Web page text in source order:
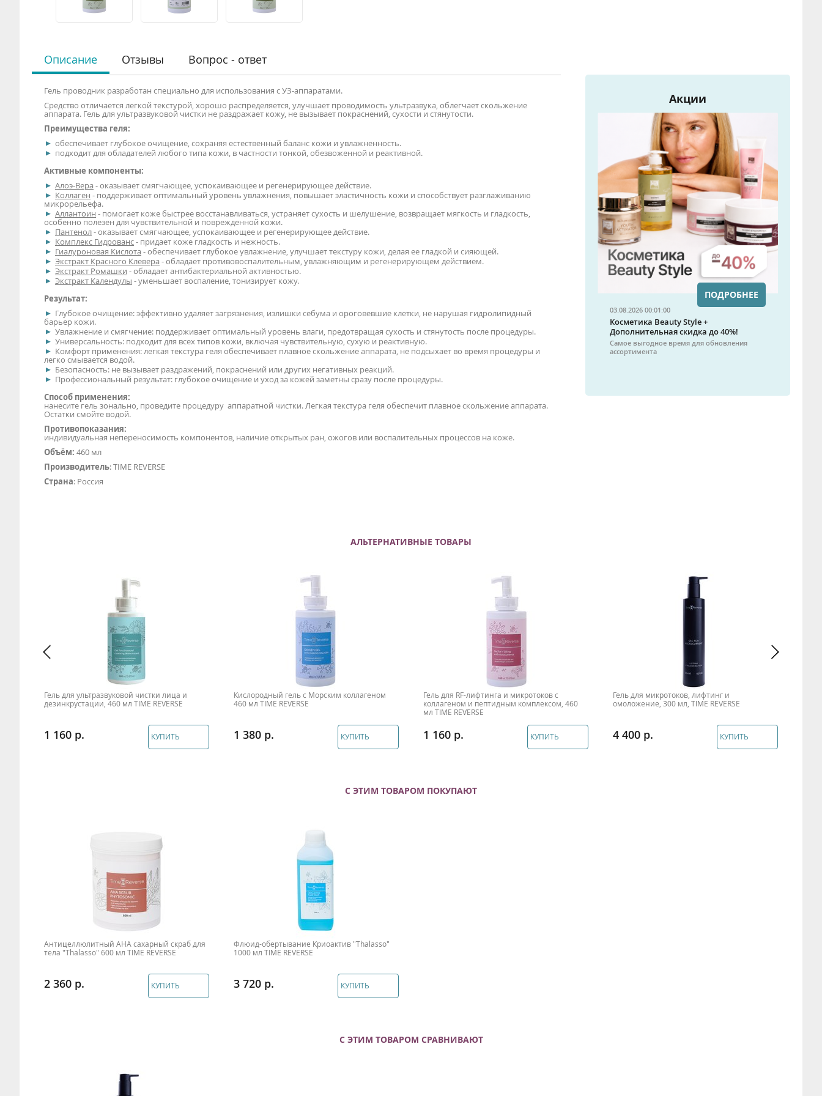
Описание
Гель проводник разработан специально для использования с УЗ-аппаратами.
Средство отличается легкой текстурой, хорошо распределяется, улучшает проводимость ультразвука, облегчает скольжение
аппарата. Гель для ультразвуковой чистки не раздражает кожу, не вызывает покраснений, сухости и стянутости.
Преимущества геля:
обеспечивает глубокое очищение, сохраняя естественный баланс кожи и увлажненность.
подходит для обладателей любого типа кожи, в частности тонкой, обезвоженной и реактивной.
Активные компоненты:
Алоэ-Вера - оказывает смягчающее, успокаивающее и регенерирующее действие.
Коллаген - поддерживает оптимальный уровень увлажнения, повышает эластичность кожи и способствует разглаживанию
микрорельефа.
Аллантоин - помогает коже быстрее восстанавливаться, устраняет сухость и шелушение, возвращает мягкость и гладкость,
особенно полезен для чувствительной и поврежденной кожи.
Пантенол- оказывает смягчающее, успокаивающее и регенерирующее действие.
Комплекс Гидрованс- придает коже гладкость и нежность.
Гиалуроновая Кислота - обеспечивает глубокое увлажнение, улучшает текстуру кожи, делая ее гладкой и сияющей.
Экстракт Красного Клевера - обладает противовоспалительным, увлажняющим и регенерирующем действием.
Экстракт Ромашки - обладает антибактериальной активностью.
Экстракт Календулы - уменьшает воспаление, тонизирует кожу.
Результат:
Глубокое очищение: эффективно удаляет загрязнения, излишки себума и ороговевшие клетки, не нарушая гидролипидный
барьер кожи.
Увлажнение и смягчение: поддерживает оптимальный уровень влаги, предотвращая сухость и стянутость после процедуры.
Универсальность: подходит для всех типов кожи, включая чувствительную, сухую и реактивную.
Комфорт применения: легкая текстура геля обеспечивает плавное скольжение аппарата, не подсыхает во время процедуры и
легко смывается водой.
Безопасность: не вызывает раздражений, покраснений или других негативных реакций.
Профессиональный результат: глубокое очищение и уход за кожей заметны сразу после процедуры.
Способ применения:
нанесите гель зонально, проведите процедуру аппаратной чистки. Легкая текстура геля обеспечит плавное скольжение аппарата.
Остатки смойте водой.
Противопоказания:
индивидуальная непереносимость компонентов, наличие открытых ран, ожогов или воспалительных процессов на коже.
Объём: 460 мл
Производитель: TIME REVERSE
Страна: Россия
Отзывы Вопрос - ответ
Акции
03.08.2026 00:01:00
Косметика Beauty Style +
Дополнительная скидка до 40%!
Самое выгодное время для обновления
ассортимента
ПОДРОБНЕЕ
АЛЬТЕРНАТИВНЫЕ ТОВАРЫ
Гель для ультразвуковой чистки лица и
дезинкрустации, 460 мл TIME REVERSE
1 160 КУПИТЬ
Кислородный гель с Морским коллагеном
460 мл TIME REVERSE
1 380 КУПИТЬ
Гель для RF-лифтинга и микротоков с
коллагеном и пептидным комплексом, 460
мл TIME REVERSE
1 160 КУПИТЬ
Гель для микротоков, лифтинг и
омоложение, 300 мл, TIME REVERSE
4 400 КУПИТЬ
С ЭТИМ ТОВАРОМ ПОКУПАЮТ
Антицеллюлитный AHA сахарный скраб для
тела "Thalasso" 600 мл TIME REVERSE
2 360 КУПИТЬ
Флюид-обертывание Криоактив "Thalasso"
1000 мл TIME REVERSE
3 720 КУПИТЬ
С ЭТИМ ТОВАРОМ СРАВНИВАЮТ